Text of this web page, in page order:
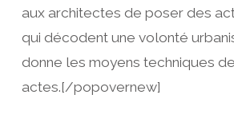
aux architectes de poser des
qui décodent une volonté
donne les moyens techniques
actes.[/popovernew]